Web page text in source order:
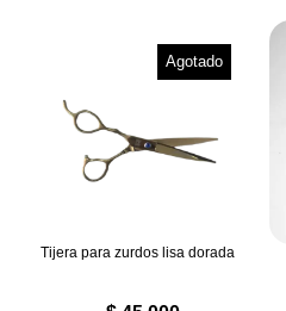
Agotado
Tijera para zurdos lisa dorada